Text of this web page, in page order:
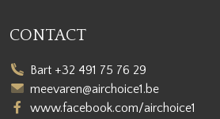
CONTACT
Bart +32 491 75 76 29
meevaren@airchoice1.be
www.facebook.com/airchoice1